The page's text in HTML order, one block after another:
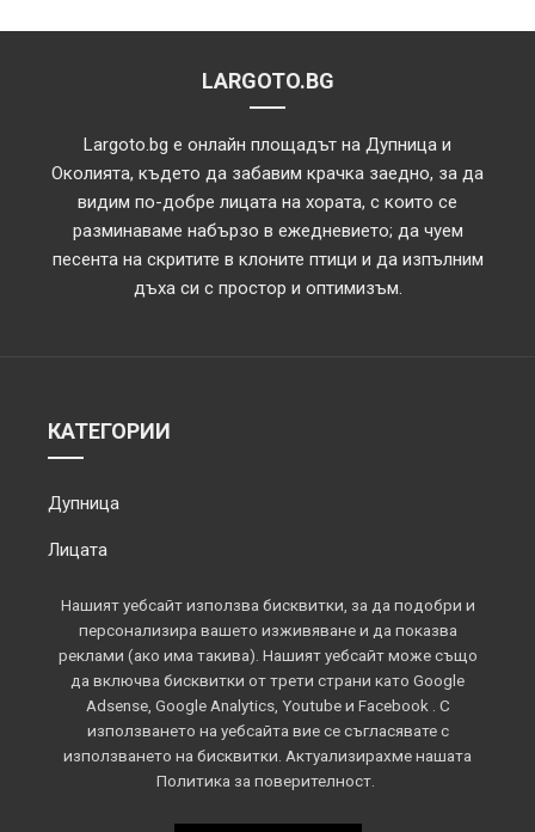
Нашият уебсайт използва бисквитки, за да подобри и
персонализира вашето изживяване и да показва
реклами (ако има такива). Нашият уебсайт може също
да включва бисквитки от трети страни като Google
Adsense, Google Analytics, Youtube и Facebook . С
използването на уебсайта вие се съгласявате с
използването на бисквитки. Актуализирахме нашата
Политика за поверителност.
LARGOTO.BG
Largoto.bg е онлайн площадът на Дупница и
Околията, където да забавим крачка заедно, за да
видим по-добре лицата на хората, с които се
разминаваме набързо в ежедневието; да чуем
песента на скритите в клоните птици и да изпълним
дъха си с простор и оптимизъм.
КАТЕГОРИИ
Дупница
Лицата
Обектив
Околията
Площадът
Спорт